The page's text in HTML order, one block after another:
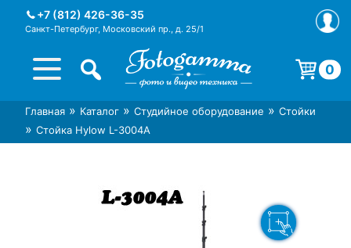
+7 (812) 426-36-35
Санкт-Петербург, Московский пр., д. 25/1
Интернет-магазин фототехники
Foto-Gamma в СПб
Магазин фотоаксессуаров foto-
gamma.ru
0
Корзина пуста.
Главная » Каталог » Студийное оборудование » Стойки
» Стойка Hylow L-3004A